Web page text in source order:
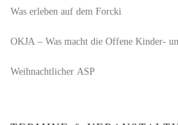
Was erleben auf dem Forcki
OKJA – Was macht die Offene Kinder-
Weihnachtlicher ASP